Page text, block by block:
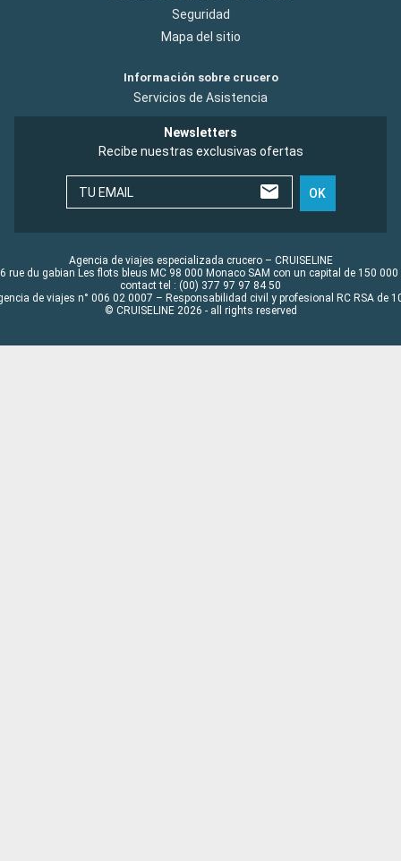
Seguridad
Mapa del sitio
Información sobre crucero
Servicios de Asistencia
Newsletters
Recibe nuestras exclusivas ofertas
TU EMAIL OK
Agencia de viajes especializada crucero – CRUISELINE
rue du gabian Les flots bleus MC 98 000 Monaco SAM con un capital de 150 000
contact tel : (00) 377 97 97 84 50
de viajes n° 006 02 0007 – Responsabilidad civil y profesional RC RSA de
© CRUISELINE 2026 - all rights reserved